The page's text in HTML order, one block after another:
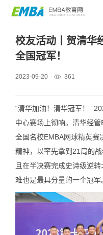
校友活动丨贺清华
全国冠军！
2023-09-20 361
“清华加油！清华冠军！”
中心赛场上彻响。清华经
全国名校EMBA网球精英赛
精神，以率先拿到21局的
且在半决赛完成史诗级逆
难也是最具分量的一个冠军